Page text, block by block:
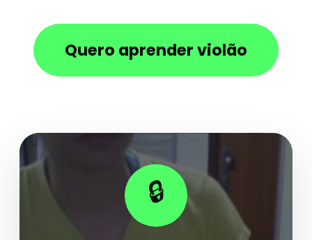
Quero aprender violão
🔒